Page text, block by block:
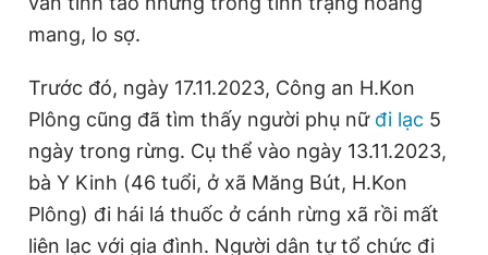
mang, lo sợ.
Trước đó, ngày 17.11.2023, Công an H.Kon
Plông cũng đã tìm thấy người phụ nữ đi lạc 5
ngày trong rừng. Cụ thể vào ngày 13.11.2023,
bà Y Kinh (46 tuổi, ở xã Măng Bút, H.Kon
Plông) đi hái lá thuốc ở cánh rừng xã rồi mất
liên lạc với gia đình. Người dân tự tổ chức đi